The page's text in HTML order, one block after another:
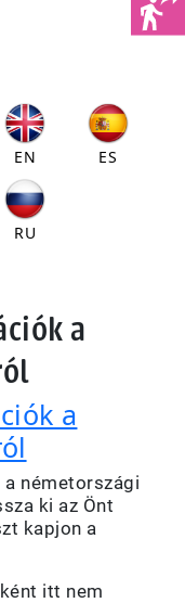
EN ES
RU
a
a
németországi
ki az Önt
kapjon a
itt nem